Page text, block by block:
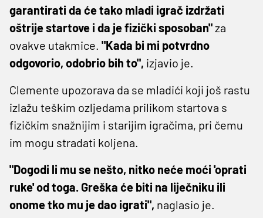
garantirati da će tako mladi igrač izdržati
oštrije startove i da je fizički sposoban"za
ovakve utakmice. "Kada bi mi potvrdno
odgovorio, odobrio bih to", izjavio je.
Clemente upozorava da se mladići koji još rastu
izlažu teškim ozljedama prilikom startova s
fizičkim snažnijim i starijim igračima, pri čemu
im mogu stradati koljena.
"Dogodi li mu se nešto, nitko neće moći 'oprati
ruke' od toga. Greška će biti na liječniku ili
onome tko mu je dao igrati", naglasio je.